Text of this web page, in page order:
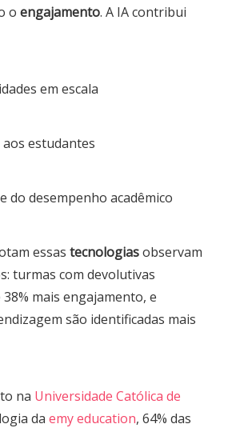
o engajamento. A IA contribui
em escala
estudantes
do desempenho acadêmico
essas tecnologiasobservam
turmas com devolutivas
mais engajamento, e
são identificadas mais
na Universidade Católica de
da emy education, 64% das